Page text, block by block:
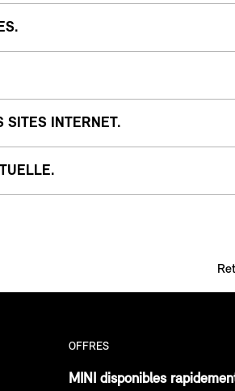
SITES INTERNET.
OFFRES
MINI disponibles